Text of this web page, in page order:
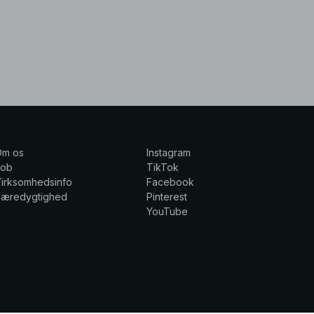
os
Instagram
TikTok
Facebook
Pinterest
YouTube